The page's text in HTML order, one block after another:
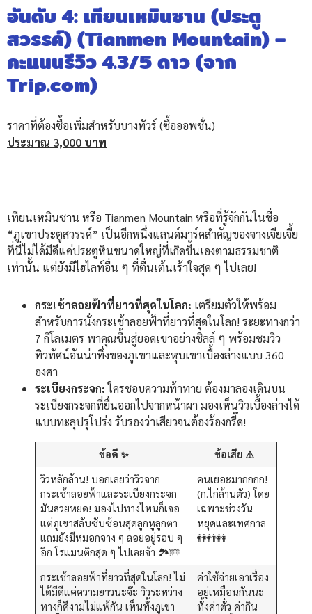
อันดับ 4: เทียนเหมินซาน (ประตู
สวรรค์) (Tianmen Mountain) –
คะแนนรีวิว 4.3/5 ดาว (จาก
Trip.com)
ราคาที่ต้องซื้อเพิ่มสำหรับบางทัวร์ (ซื้อออพชั่น)
ประมาณ 3,000 บาท
เทียนเหมินซาน หรือ Tianmen Mountain หรือที่รู้จักกันในชื่อ
“ภูเขาประตูสวรรค์” เป็นอีกหนึ่งแลนด์มาร์คสำคัญของจางเจียเจี้ย
ที่นี่ไม่ได้มีดีแค่ประตูหินขนาดใหญ่ที่เกิดขึ้นเองตามธรรมชาติ
เท่านั้น แต่ยังมีไฮไลท์อื่น ๆ ที่ตื่นเต้นเร้าใจสุด ๆ ไปเลย!
กระเช้าลอยฟ้าที่ยาวที่สุดในโลก: เตรียมตัวให้พร้อม
สำหรับการนั่งกระเช้าลอยฟ้าที่ยาวที่สุดในโลก! ระยะทางกว่า
7 กิโลเมตร พาคุณขึ้นสู่ยอดเขาอย่างชิลล์ ๆ พร้อมชมวิว
ทิวทัศน์อันน่าทึ่งของภูเขาและหุบเขาเบื้องล่างแบบ 360
องศา
ระเบียงกระจก:ใครชอบความท้าทาย ต้องมาลองเดินบน
ระเบียงกระจกที่ยื่นออกไปจากหน้าผา มองเห็นวิวเบื้องล่างได้
แบบทะลุปรุโปร่ง รับรองว่าเสียวจนต้องร้องกรี๊ด!
ข้อดี ✨
ข้อเสีย ⚠️
วิวหลักล้าน! บอกเลยว่าวิวจาก
กระเช้าลอยฟ้าและระเบียงกระจก
มันสวยหยด! มองไปทางไหนก็เจอ
แต่ภูเขาสลับซับซ้อนสุดลูกหูลูกตา
แถมยังมีหมอกจาง ๆ ลอยอยู่รอบ ๆ
อีก โรแมนติกสุด ๆ ไปเลยจ้า 🏞️🌁
คนเยอะมากกกก!
(ก.ไก่ล้านตัว) โดย
เฉพาะช่วงวัน
หยุดและเทศกาล
👫👬👭
กระเช้าลอยฟ้าที่ยาวที่สุดในโลก! ไม่
ได้มีดีแค่ความยาวนะจ๊ะ วิวระหว่าง
ทางก็ดีงามไม่แพ้กัน เห็นทั้งภูเขา
ค่าใช้จ่ายเอาเรื่อง
อยู่เหมือนกันนะ
ทั้งค่าตั๋ว ค่ากิน